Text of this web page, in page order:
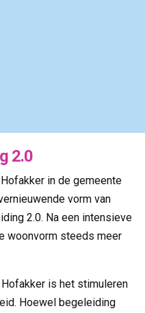
2.0
in de gemeente
vorm van
2.0. Na een intensieve
woonvorm steeds meer
is het stimuleren
Hoewel begeleiding